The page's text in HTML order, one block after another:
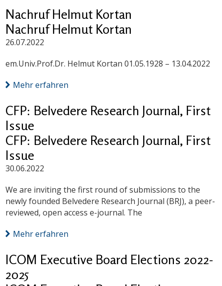
Nachruf Helmut Kortan
Nachruf Helmut Kortan
26.07.2022
em.Univ.Prof.Dr. Helmut Kortan 01.05.1928 – 13.04.2022
Mehr erfahren
CFP: Belvedere Research Journal, First
Issue
CFP: Belvedere Research Journal, First
Issue
30.06.2022
We are inviting the first round of submissions to the
newly founded Belvedere Research Journal (BRJ), a peer-
reviewed, open access e-journal. The
Mehr erfahren
ICOM Executive Board Elections 2022-
2025